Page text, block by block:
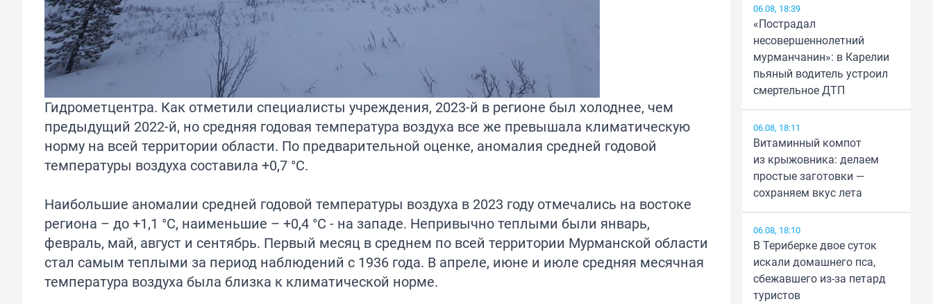
Гидрометцентра. Как отметили специалисты учреждения, 2023-й в регионе был холоднее, чем
предыдущий 2022-й, но средняя годовая температура воздуха все же превышала климатическую
норму на всей территории области. По предварительной оценке, аномалия средней годовой
температуры воздуха составила +0,7 °С.
Наибольшие аномалии средней годовой температуры воздуха в 2023 году отмечались на востоке
региона – до +1,1 °С, наименьшие – +0,4 °С - на западе. Непривычно теплыми были январь,
февраль, май, август и сентябрь. Первый месяц в среднем по всей территории Мурманской области
стал самым теплыми за период наблюдений с 1936 года. В апреле, июне и июле средняя месячная
температура воздуха была близка к климатической норме.
06.08, 18:39
«Пострадал
несовершеннолетний
мурманчанин»: в Карелии
пьяный водитель устроил
смертельное ДТП
06.08, 18:11
Витаминный компот
из крыжовника: делаем
простые заготовки —
сохраняем вкус лета
06.08, 18:10
В Териберке двое суток
искали домашнего пса,
сбежавшего из-за петард
туристов